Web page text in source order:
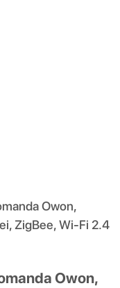
Owon,
ZigBee, Wi-Fi 2.4
Owon,